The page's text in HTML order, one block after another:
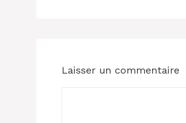
Laisser un commentaire